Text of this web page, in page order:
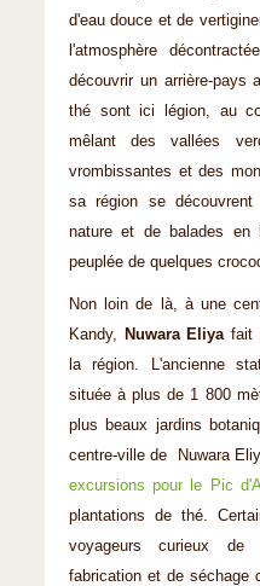
d'eau douce et de
l'atmosphère
découvrir un arrière-pays
thé sont ici légion, au
mêlant des vallées
vrombissantes et des
sa région se
nature et de balades en
peuplée de quelques
Non loin de là, à une
Kandy,
Nuwara Eliya fait
la région. L'ancienne
située à plus de 1 800
plus beaux jardins
centre-ville de Nuwara
excursions pour le Pic
plantations de thé.
voyageurs curieux de
fabrication et de séchage